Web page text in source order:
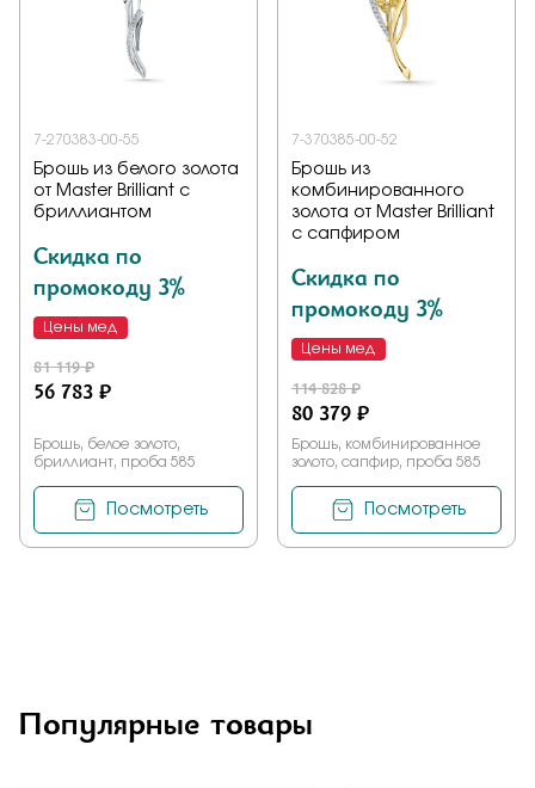
7-270383-00-55
Брошь из белого золота
от Master Brilliant с
бриллиантом
Скидка по
промокоду 3%
Цены мед
81 119 ₽
56 783 ₽
Брошь, белое золото,
бриллиант, проба 585
Посмотреть
7-370385-00-52
Брошь из
комбинированного
золота от Master Brilliant
с сапфиром
Скидка по
промокоду 3%
Цены мед
114 828 ₽
80 379 ₽
Брошь, комбинированное
золото, сапфир, проба 585
Посмотреть
Популярные товары